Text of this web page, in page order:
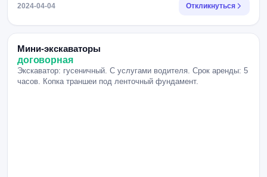
2024-04-04 Откликнуться
Мини-экскаваторы
договорная
Экскаватор: гусеничный. С услугами водителя. Срок аренды: 5
часов. Копка траншеи под ленточный фундамент.